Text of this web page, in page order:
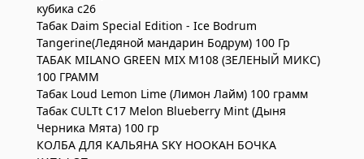
кубика c26
Табак Daim Special Edition - Ice Bodrum
Tangerine(Ледяной мандарин Бодрум) 100 Гр
ТАБАК MILANO GREEN MIX M108 (ЗЕЛЕНЫЙ МИКС)
100 ГРАММ
Табак Loud Lemon Lime (Лимон Лайм) 100 грамм
Табак CULTt C17 Melon Blueberry Mint (Дыня
Черника Мята) 100 гр
КОЛБА ДЛЯ КАЛЬЯНА SKY HOOKAH БОЧКА